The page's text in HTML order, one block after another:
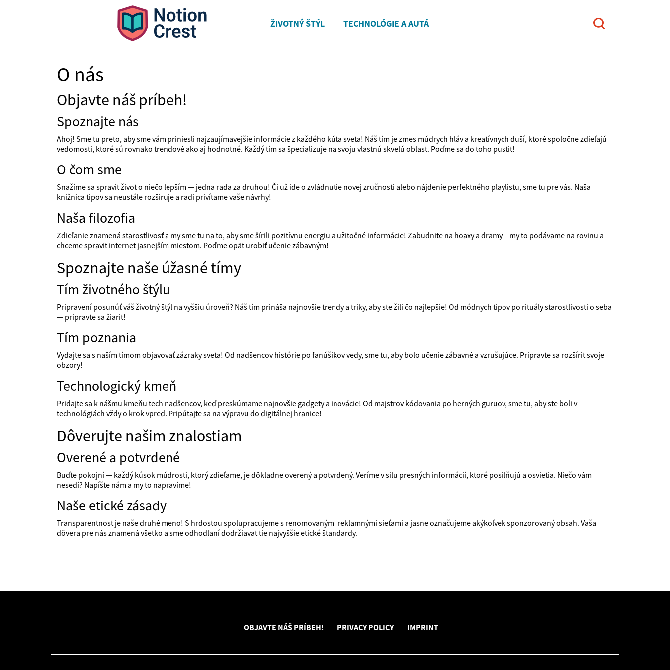
ŽIVOTNÝ ŠTÝL TECHNOLÓGIE A AUTÁ
O nás
Objavte náš príbeh!
Spoznajte nás
Ahoj! Sme tu preto, aby sme vám priniesli najzaujímavejšie informácie z každého kúta sveta! Náš tím je zmes múdrych hláv a kreatívnych duší, ktoré spoločne zdieľajú
vedomosti, ktoré sú rovnako trendové ako aj hodnotné. Každý tím sa špecializuje na svoju vlastnú skvelú oblasť. Poďme sa do toho pustiť!
O čom sme
Snažíme sa spraviť život o niečo lepším — jedna rada za druhou! Či už ide o zvládnutie novej zručnosti alebo nájdenie perfektného playlistu, sme tu pre vás. Naša
knižnica tipov sa neustále rozširuje a radi privítame vaše návrhy!
Naša filozofia
Zdieľanie znamená starostlivosť a my sme tu na to, aby sme šírili pozitívnu energiu a užitočné informácie! Zabudnite na hoaxy a dramy – my to podávame na rovinu a
chceme spraviť internet jasnejším miestom. Poďme opäť urobiť učenie zábavným!
Spoznajte naše úžasné tímy
Tím životného štýlu
Pripravení posunúť váš životný štýl na vyššiu úroveň? Náš tím prináša najnovšie trendy a triky, aby ste žili čo najlepšie! Od módnych tipov po rituály starostlivosti o seba
— pripravte sa žiariť!
Tím poznania
Vydajte sa s naším tímom objavovať zázraky sveta! Od nadšencov histórie po fanúšikov vedy, sme tu, aby bolo učenie zábavné a vzrušujúce. Pripravte sa rozšíriť svoje
obzory!
Technologický kmeň
Pridajte sa k nášmu kmeňu tech nadšencov, keď preskúmame najnovšie gadgety a inovácie! Od majstrov kódovania po herných guruov, sme tu, aby ste boli v
technológiách vždy o krok vpred. Pripútajte sa na výpravu do digitálnej hranice!
Dôverujte našim znalostiam
Overené a potvrdené
Buďte pokojní — každý kúsok múdrosti, ktorý zdieľame, je dôkladne overený a potvrdený. Veríme v silu presných informácií, ktoré posilňujú a osvietia. Niečo vám
nesedí? Napíšte nám a my to napravíme!
Naše etické zásady
Transparentnosť je naše druhé meno! S hrdosťou spolupracujeme s renomovanými reklamnými sieťami a jasne označujeme akýkoľvek sponzorovaný obsah. Vaša
dôvera pre nás znamená všetko a sme odhodlaní dodržiavať tie najvyššie etické štandardy.
OBJAVTE NÁŠ PRÍBEH! PRIVACY POLICY IMPRINT